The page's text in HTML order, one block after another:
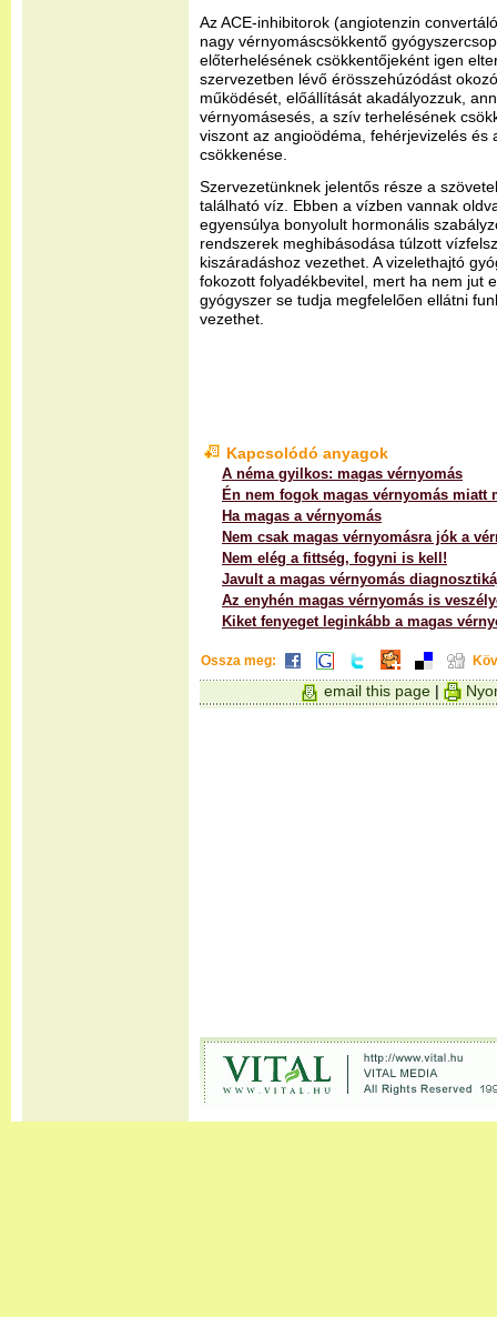
Az ACE-inhibitorok (angiotenzin
nagy vérnyomáscsökkentő
előterhelésének csökkentőjeként igen
szervezetben lévő érösszehúzódást
működését, előállítását akadályozzuk,
vérnyomásesés, a szív terhelésének
viszont az angioödéma, fehérjevizelés és
csökkenése.
Szervezetünknek jelentős része a
található víz. Ebben a vízben vannak
egyensúlya bonyolult hormonális
rendszerek meghibásodása túlzott
kiszáradáshoz vezethet. A vizelethajtó
fokozott folyadékbevitel, mert ha nem jut
gyógyszer se tudja megfelelően ellátni
vezethet.
Kapcsolódó anyagok
A néma gyilkos: magas vérnyomás
Én nem fogok magas vérnyomás miatt
Ha magas a vérnyomás
Nem csak magas vérnyomásra jók a
Nem elég a fittség, fogyni is kell!
Javult a magas vérnyomás
Az enyhén magas vérnyomás is
Kiket fenyeget leginkább a magas
Ossza meg:
email this page|